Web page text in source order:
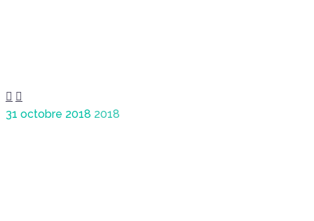
 
31 octobre 2018 2018